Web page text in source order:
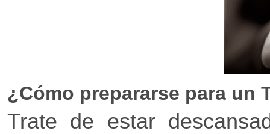
¿Cómo prepararse para un
Trate de estar